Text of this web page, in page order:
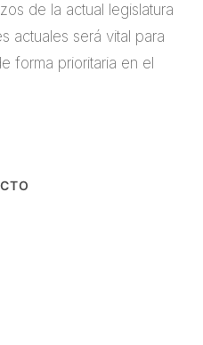
de la actual legislatura
actuales será vital para
forma prioritaria en el